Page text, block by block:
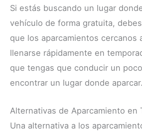
Si estás buscando un lugar
vehículo de forma gratuita,
que los aparcamientos cercanos
llenarse rápidamente en
que tengas que conducir un
encontrar un lugar donde aparcar.
Alternativas de Aparcamiento en
Una alternativa a los